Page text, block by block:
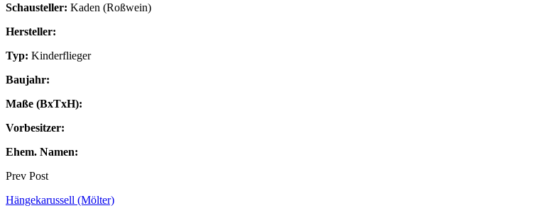
Schausteller: Kaden (Roßwein)
Hersteller:
Typ: Kinderflieger
Baujahr:
Maße (BxTxH):
Vorbesitzer:
Ehem. Namen:
Prev Post
Hängekarussell (Mölter)